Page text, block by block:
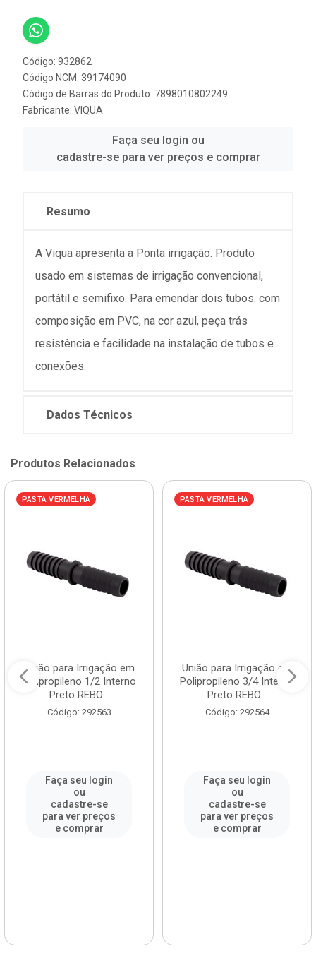
Código: 932862
Código NCM: 39174090
Código de Barras do Produto: 7898010802249
Fabricante: VIQUA
Faça seu login ou
cadastre-se para ver preços e comprar
Resumo
A Viqua apresenta a Ponta irrigação. Produto
usado em sistemas de irrigação convencional,
portátil e semifixo. Para emendar dois tubos. com
composição em PVC, na cor azul, peça trás
resistência e facilidade na instalação de tubos e
conexões.
Dados Técnicos
Produtos Relacionados
PASTA VERMELHA
União para Irrigação em
Polipropileno 1/2 Interno
Preto REBO...
Código: 292563
Faça seu login
ou
cadastre-se
para ver preços
e comprar
PASTA VERMELHA
União para Irrigação em
Polipropileno 3/4 Interno
Preto REBO...
Código: 292564
Faça seu login
ou
cadastre-se
para ver preços
e comprar